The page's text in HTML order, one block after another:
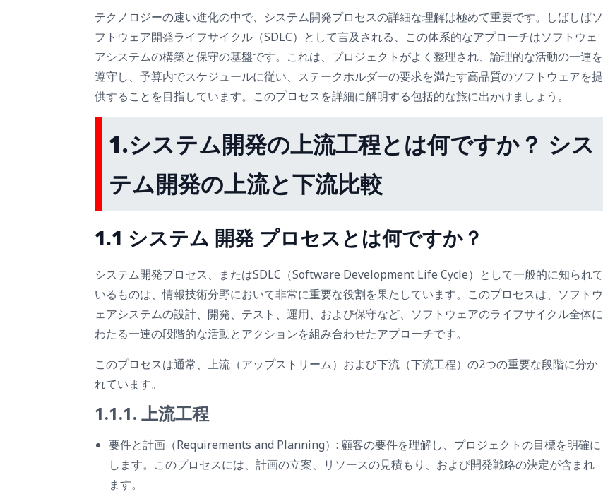
テクノロジーの速い進化の中で、システム開発プロセスの詳細な理解は極めて重要です。しばしばソ
フトウェア開発ライフサイクル（SDLC）として言及される、この体系的なアプローチはソフトウェ
アシステムの構築と保守の基盤です。これは、プロジェクトがよく整理され、論理的な活動の一連を
遵守し、予算内でスケジュールに従い、ステークホルダーの要求を満たす高品質のソフトウェアを提
供することを目指しています。このプロセスを詳細に解明する包括的な旅に出かけましょう。
1.システム開発の上流工程とは何ですか？ シス
テム開発の上流と下流比較
1.1 システム 開発 プロセスとは何ですか？
システム開発プロセス、またはSDLC（Software Development Life Cycle）として一般的に知られて
いるものは、情報技術分野において非常に重要な役割を果たしています。このプロセスは、ソフトウ
ェアシステムの設計、開発、テスト、運用、および保守など、ソフトウェアのライフサイクル全体に
わたる一連の段階的な活動とアクションを組み合わせたアプローチです。
このプロセスは通常、上流（アップストリーム）および下流（下流工程）の2つの重要な段階に分か
れています。
1.1.1. 上流工程
要件と計画（Requirements and Planning）: 顧客の要件を理解し、プロジェクトの目標を明確に
します。このプロセスには、計画の立案、リソースの見積もり、および開発戦略の決定が含まれ
ます。